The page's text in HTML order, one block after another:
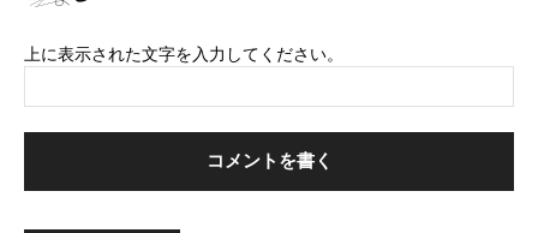
上に表示された文字を入力してください。